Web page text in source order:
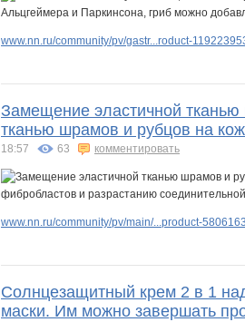
www.nn.ru/community/pv/gastr...roduct-
Замещение эластичной
тканью шрамов и рубцов на
18:57
63 комментировать
www.nn.ru/community/pv/main/...product-
Солнцезащитный крем 2 в 1
маски. Им можно завершать